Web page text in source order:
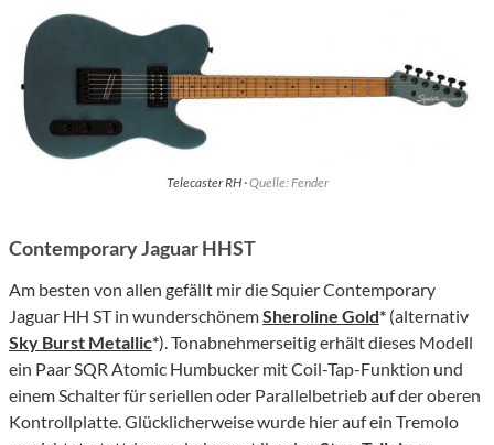
Telecaster RH ·Quelle: Fender
Contemporary Jaguar HHST
Am besten von allen gefällt mir die Squier Contemporary
Jaguar HH ST in wunderschönemSheroline Gold* (alternativ
Sky Burst Metallic*). Tonabnehmerseitig erhält dieses Modell
ein Paar SQR Atomic Humbucker mit Coil-Tap-Funktion und
einem Schalter für seriellen oder Parallelbetrieb auf der oberen
Kontrollplatte. Glücklicherweise wurde hier auf ein Tremolo